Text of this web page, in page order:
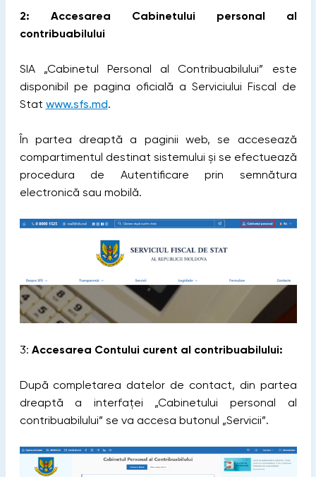
2: Accesarea Cabinetului personal al
contribuabilului
SIA „Cabinetul Personal al Contribuabilului” este
disponibil pe pagina oficială a Serviciului Fiscal de
Stat www.sfs.md.
În partea dreaptă a paginii web, se accesează
compartimentul destinat sistemului și se efectuează
procedura de Autentificare prin semnătura
electronică sau mobilă.
3: Accesarea Contului curent al contribuabilului:
După completarea datelor de contact, din partea
dreaptă a interfaței „Cabinetului personal al
contribuabilului” se va accesa butonul „Servicii”.